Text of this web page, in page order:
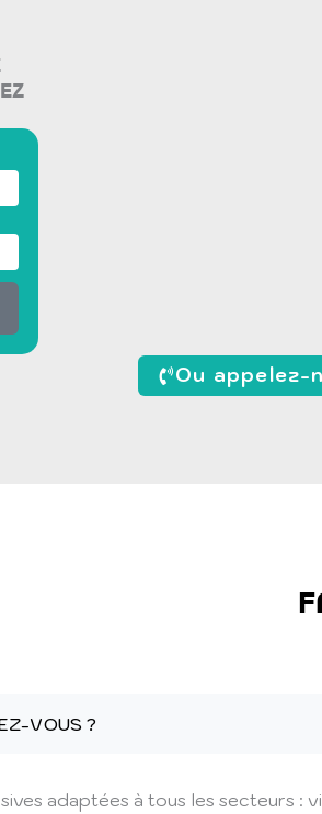
Ou appelez-
VOUS ?
adaptées à tous les secteurs